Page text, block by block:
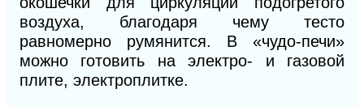
воздуха, благодаря чему тесто
равномерно румянится. В «чудо-печи»
можно готовить на электро- и газовой
плите, электроплитке.